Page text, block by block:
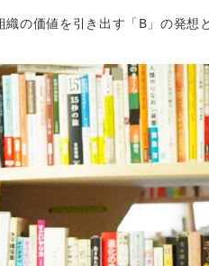
の価値を引き出す「B」の発想